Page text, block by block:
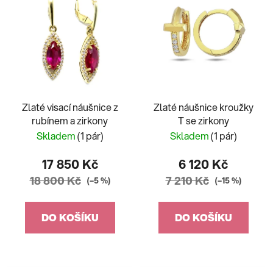
Zlaté visací náušnice z
rubínem a zirkony
Skladem(1 pár)
17 850 Kč
18 800 Kč (–5 %)
DO KOŠÍKU
Zlaté náušnice kroužky
T se zirkony
Skladem(1 pár)
6 120 Kč
7 210 Kč (–15 %)
DO KOŠÍKU